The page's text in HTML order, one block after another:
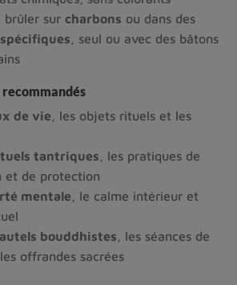
brûler sur charbons ou dans des
, seul ou avec des bâtons
de vie , les objets rituels et les
tantriques , les pratiques de
et de protection
mentale , le calme intérieur et
bouddhistes , les séances de
offrandes sacrées